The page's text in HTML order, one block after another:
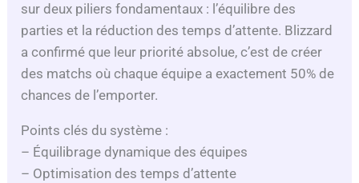
sur deux piliers fondamentaux : l’équilibre des
parties et la réduction des temps d’attente. Blizzard
a confirmé que leur priorité absolue, c’est de créer
des matchs où chaque équipe a exactement 50% de
chances de l’emporter.
Points clés du système :
– Équilibrage dynamique des équipes
– Optimisation des temps d’attente